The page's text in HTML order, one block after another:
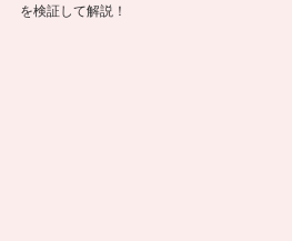
を検証して解説！